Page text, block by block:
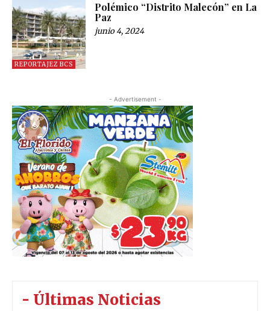
REPORTAJEZ BCS
Polémico “Distrito Malecón” en La
Paz
junio 4, 2024
- Advertisement -
- Últimas Noticias